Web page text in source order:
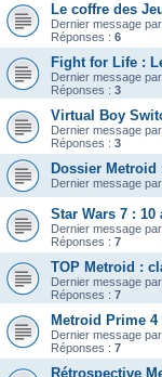
Le coffre des
Dernier message par
Réponses : 6
Fight for Life :
Dernier message par
Réponses : 3
Virtual Boy
Dernier message par
Réponses : 3
Dossier
Dernier message par
Star Wars 7 :
Dernier message par
Réponses : 7
TOP Metroid :
Dernier message par
Réponses : 7
Metroid Prime
Dernier message par
Réponses : 7
Rétrospective